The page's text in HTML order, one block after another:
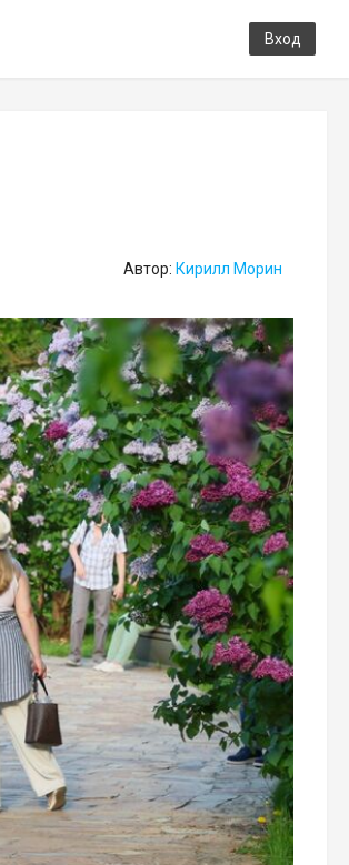
Вход
Автор: Кирилл Морин